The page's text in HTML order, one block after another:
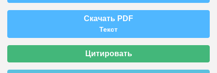
Скачать PDF
Текст
Цитировать